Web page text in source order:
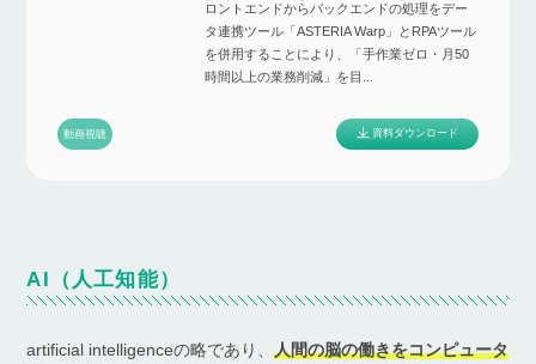
ロントエンドからバックエンドの処理をデー
タ連携ツール「ASTERIA Warp」とRPAツール
を併用することにより、「手作業ゼロ・月50
時間以上の業務削減」を目...
動画視聴 資料ダウンロード
AI（人工知能）
artificial intelligenceの略であり、人間の脳の働きをコンピュータ